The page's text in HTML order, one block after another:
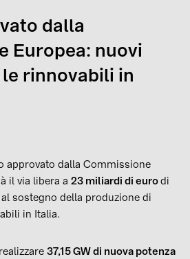
dalla
Europea: nuovi
rinnovabili in
approvato dalla Commissione
il via libera a 23 miliardi di eurodi
sostegno della produzione di
in Italia.
37,15 GW di nuova potenza